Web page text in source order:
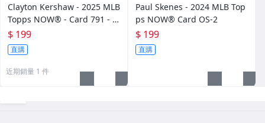
Clayton Kershaw - 2025 MLB
Topps NOW® - Card 791 - P
R: 5431
$ 199
直購
近期銷量 1 件
Paul Skenes - 2024 MLB Top
ps NOW® Card OS-2
$ 199
直購